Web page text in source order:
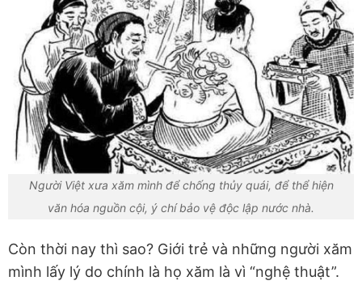
Người Việt xưa xăm mình để chống thủy quái, để thể hiện
văn hóa nguồn cội, ý chí bảo vệ độc lập nước nhà.
Còn thời nay thì sao? Giới trẻ và những người xăm
mình lấy lý do chính là họ xăm là vì “nghệ thuật”.